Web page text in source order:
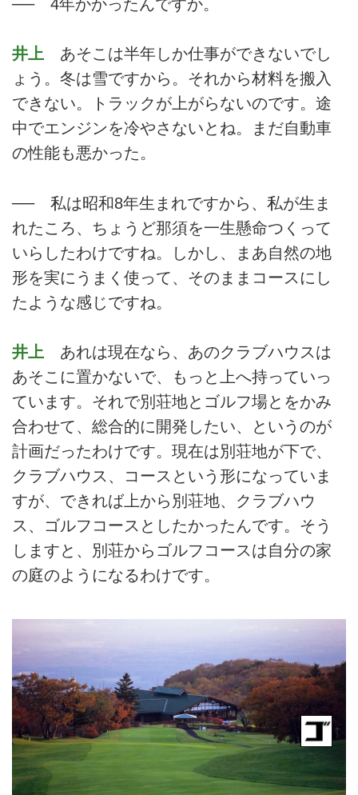
── 4年かかったんですか。
井上 あそこは半年しか仕事ができないでし
ょう。冬は雪ですから。それから材料を搬入
できない。トラックが上がらないのです。途
中でエンジンを冷やさないとね。まだ自動車
の性能も悪かった。
── 私は昭和8年生まれですから、私が生ま
れたころ、ちょうど那須を一生懸命つくって
いらしたわけですね。しかし、まあ自然の地
形を実にうまく使って、そのままコースにし
たような感じですね。
井上 あれは現在なら、あのクラブハウスは
あそこに置かないで、もっと上へ持っていっ
ています。それで別荘地とゴルフ場とをかみ
合わせて、総合的に開発したい、というのが
計画だったわけです。現在は別荘地が下で、
クラブハウス、コースという形になっていま
すが、できれば上から別荘地、クラブハウ
ス、ゴルフコースとしたかったんです。そう
しますと、別荘からゴルフコースは自分の家
の庭のようになるわけです。
↑